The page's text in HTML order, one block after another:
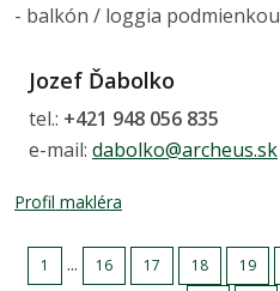
- balkón / loggia podmienkou
Jozef Ďabolko
tel.: +421 948 056 835
e-mail: dabolko@archeus.sk
Profil makléra
1 ... 16 17 18 19